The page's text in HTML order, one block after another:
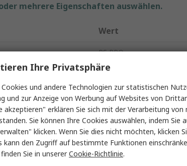
mehrere Eigenschaften auswählen.
Wert
RS PRO
SMD Induktivität
56nH
200mA
0603
1.6mm
Ihre Privatsphäre
und andere Technologien zur statistischen
und zur Anzeige von Werbung auf Websites von
akzeptieren" erklären Sie sich mit der Verarbeitung von
Sie können Ihre Cookies auswählen, indem Sie
klicken. Wenn Sie dies nicht möchten, klicken
kann den Zugriff auf bestimmte Funktionen
Sie in unsererCookie-Richtlinie.